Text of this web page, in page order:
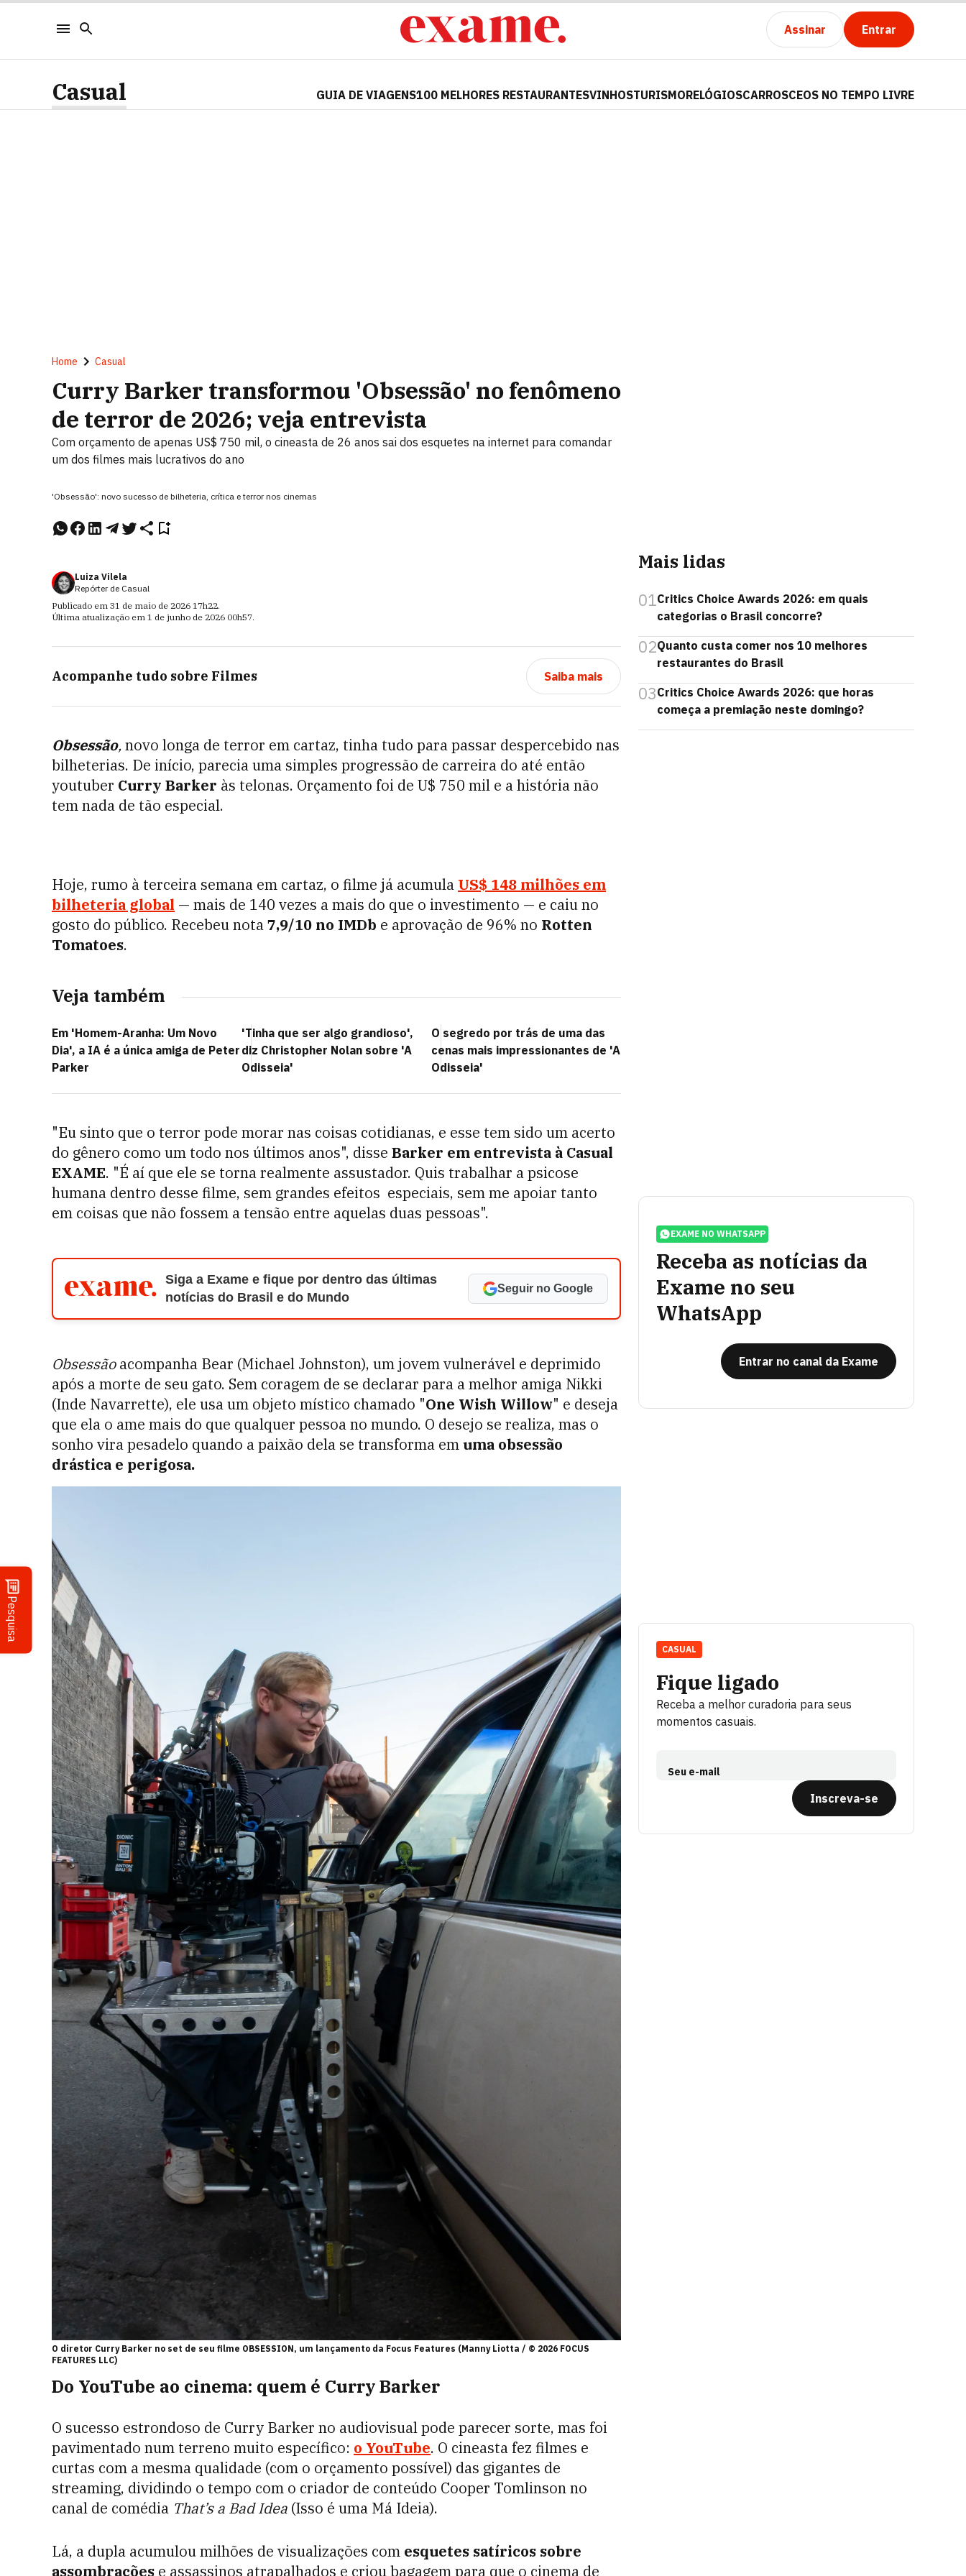
Assinar Entrar
Pesquisa
Casual GUIA DE VIAGENS100 MELHORES RESTAURANTESVINHOSTURISMORELÓGIOSCARROSCEOS NO TEMPO LIVRE
Home Casual
Curry Barker transformou 'Obsessão' no fenômeno
de terror de 2026; veja entrevista
Com orçamento de apenas US$ 750 mil, o cineasta de 26 anos sai dos esquetes na internet para comandar
um dos filmes mais lucrativos do ano
'Obsessão': novo sucesso de bilheteria, crítica e terror nos cinemas
Luiza Vilela
Repórter de Casual
Publicado em 31 de maio de 2026 17h22.
Última atualização em 1 de junho de 2026 00h57.
Acompanhe tudo sobre Filmes Saiba mais
Obsessão,novo longa de terror em cartaz, tinha tudo para passar despercebido nas
bilheterias. De início, parecia uma simples progressão de carreira do até então
youtuber Curry Barker às telonas. Orçamento foi de U$ 750 mil e a história não
tem nada de tão especial.
Hoje, rumo à terceira semana em cartaz, o filme já acumula US$ 148 milhões em
bilheteria global — mais de 140 vezes a mais do que o investimento — e caiu no
gosto do público. Recebeu nota7,9/10 no IMDb e aprovação de 96% no Rotten
Tomatoes.
Veja também
Em 'Homem-Aranha: Um Novo
Dia', a IA é a única amiga de Peter
Parker
'Tinha que ser algo grandioso',
diz Christopher Nolan sobre 'A
Odisseia'
O segredo por trás de uma das
cenas mais impressionantes de 'A
Odisseia'
"Eu sinto que o terror pode morar nas coisas cotidianas, e esse tem sido um acerto
do gênero como um todo nos últimos anos", disse Barker em entrevista à Casual
EXAME. "É aí que ele se torna realmente assustador. Quis trabalhar a psicose
humana dentro desse filme, sem grandes efeitos especiais, sem me apoiar tanto
em coisas que não fossem a tensão entre aquelas duas pessoas".
Siga a Exame e fique por dentro das últimas
notícias do Brasil e do Mundo
Seguir no Google
Obsessãoacompanha Bear (Michael Johnston), um jovem vulnerável e deprimido
após a morte de seu gato. Sem coragem de se declarar para a melhor amiga Nikki
(Inde Navarrette), ele usa um objeto místico chamado "One Wish Willow" e deseja
que ela o ame mais do que qualquer pessoa no mundo. O desejo se realiza, mas o
sonho vira pesadelo quando a paixão dela se transforma emuma obsessão
drástica e perigosa.
O diretor Curry Barker no set de seu filme OBSESSION, um lançamento da Focus Features (Manny Liotta / © 2026 FOCUS
FEATURES LLC)
Do YouTube ao cinema: quem é Curry Barker
O sucesso estrondoso de Curry Barker no audiovisual pode parecer sorte, mas foi
pavimentado num terreno muito específico: o YouTube. O cineasta fez filmes e
curtas com a mesma qualidade (com o orçamento possível) das gigantes de
streaming, dividindo o tempo com o criador de conteúdo Cooper Tomlinson no
canal de comédia That’s a Bad Idea (Isso é uma Má Ideia).
Lá, a dupla acumulou milhões de visualizações com esquetes satíricos sobre
assombrações e assassinos atrapalhados e criou bagagem para que o cinema de
Mais lidas
01Critics Choice Awards 2026: em quais
categorias o Brasil concorre?
02Quanto custa comer nos 10 melhores
restaurantes do Brasil
03Critics Choice Awards 2026: que horas
começa a premiação neste domingo?
EXAME NO WHATSAPP
Receba as notícias da
Exame no seu
WhatsApp
Entrar no canal da Exame
Fique ligado
Receba a melhor curadoria para seus
momentos casuais.
Seu e-mail
Inscreva-se
CASUAL